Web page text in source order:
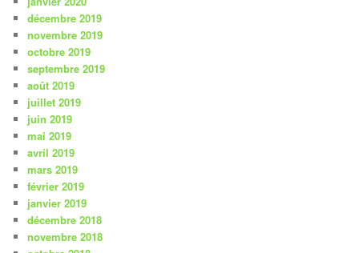
décembre 2019
novembre 2019
octobre 2019
septembre 2019
août 2019
juillet 2019
juin 2019
mai 2019
avril 2019
mars 2019
février 2019
janvier 2019
décembre 2018
novembre 2018